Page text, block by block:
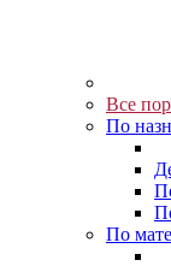
Все
По
По